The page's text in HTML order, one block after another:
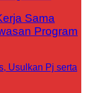
Sama
Program